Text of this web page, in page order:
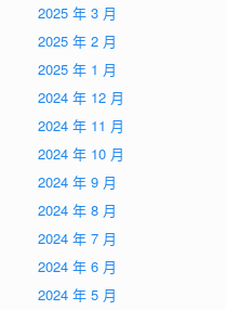
2025 年 3 月
2025 年 2 月
2025 年 1 月
2024 年 12 月
2024 年 11 月
2024 年 10 月
2024 年 9 月
2024 年 8 月
2024 年 7 月
2024 年 6 月
2024 年 5 月